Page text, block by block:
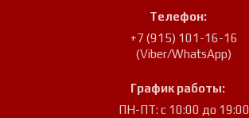
Телефон:
+7 (915) 101-16-16
(Viber/WhatsApp)
График работы:
ПН-ПТ: с 10:00 до 19:00